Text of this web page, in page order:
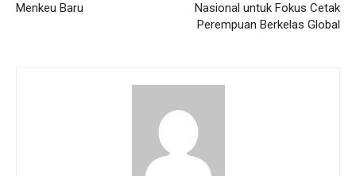
Menkeu Baru
Nasional untuk Fokus Cetak
Perempuan Berkelas Global